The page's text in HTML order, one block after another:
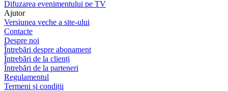
Difuzarea evenimentului pe TV
Ajutor
Versiunea veche a site-ului
Contacte
Despre noi
Întrebări despre abonament
Întrebări de la clienți
Întrebări de la parteneri
Regulamentul
Termeni și condiții